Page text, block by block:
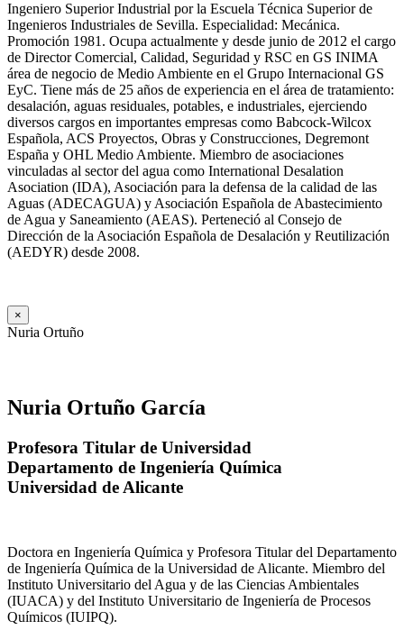
Ingeniero Superior Industrial por la Escuela Técnica Superior de
Ingenieros Industriales de Sevilla. Especialidad: Mecánica.
Promoción 1981. Ocupa actualmente y desde junio de 2012 el cargo
de Director Comercial, Calidad, Seguridad y RSC en GS INIMA
área de negocio de Medio Ambiente en el Grupo Internacional GS
EyC. Tiene más de 25 años de experiencia en el área de tratamiento:
desalación, aguas residuales, potables, e industriales, ejerciendo
diversos cargos en importantes empresas como Babcock-Wilcox
Española, ACS Proyectos, Obras y Construcciones, Degremont
España y OHL Medio Ambiente. Miembro de asociaciones
vinculadas al sector del agua como International Desalation
Asociation (IDA), Asociación para la defensa de la calidad de las
Aguas (ADECAGUA) y Asociación Española de Abastecimiento
de Agua y Saneamiento (AEAS). Perteneció al Consejo de
Dirección de la Asociación Española de Desalación y Reutilización
(AEDYR) desde 2008.
×
Nuria Ortuño
Nuria Ortuño García
Profesora Titular de Universidad
Departamento de Ingeniería Química
Universidad de Alicante
Doctora en Ingeniería Química y Profesora Titular del Departamento
de Ingeniería Química de la Universidad de Alicante. Miembro del
Instituto Universitario del Agua y de las Ciencias Ambientales
(IUACA) y del Instituto Universitario de Ingeniería de Procesos
Químicos (IUIPQ).